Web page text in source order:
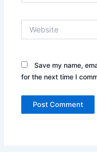
Save my name,
for the next time I